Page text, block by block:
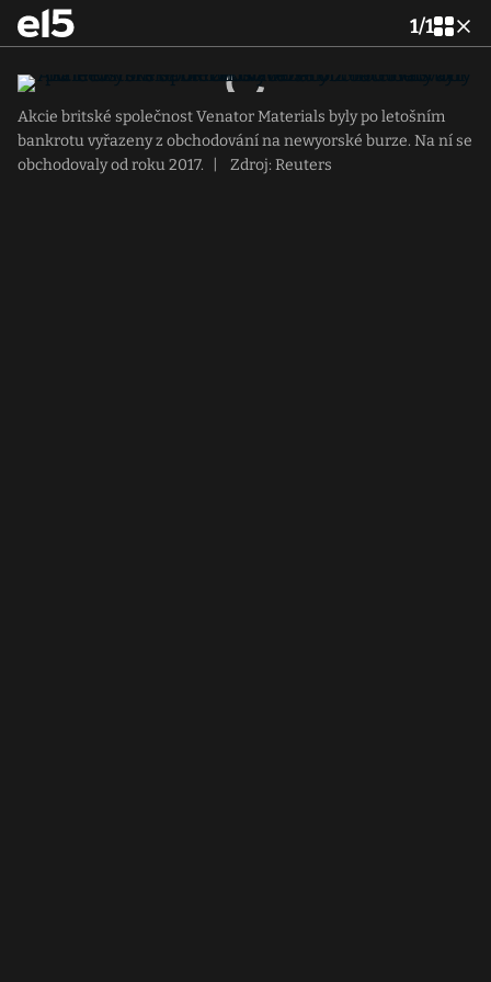
1/1
Akcie britské společnost Venator Materials byly po letošním
bankrotu vyřazeny z obchodování na newyorské burze. Na ní se
obchodovaly od roku 2017.
Zdroj: Reuters